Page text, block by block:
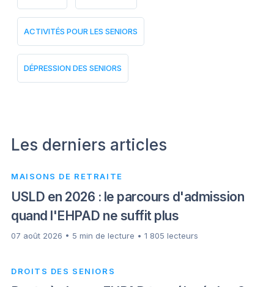
ACTIVITÉS POUR LES SENIORS
DÉPRESSION DES SENIORS
Les derniers articles
MAISONS DE RETRAITE
USLD en 2026 : le parcours d'admission
quand l'EHPAD ne suffit plus
07 août 2026 • 5 min de lecture • 1 805 lecteurs
DROITS DES SENIORS